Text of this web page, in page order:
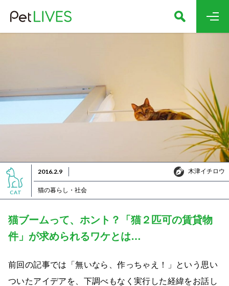
CAT
2016.2.9 木津イチロウ
木津イチロウ
猫の暮らし・社会
猫ブームって、ホント？「猫２匹可の賃貸物
件」が求められるワケとは…
前回の記事では「無いなら、作っちゃえ！」という思い
ついたアイデアを、下調べもなく実行した経緯をお話し